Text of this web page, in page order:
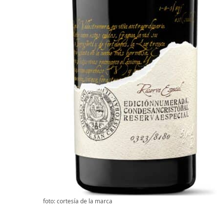
foto: cortesía de la marca